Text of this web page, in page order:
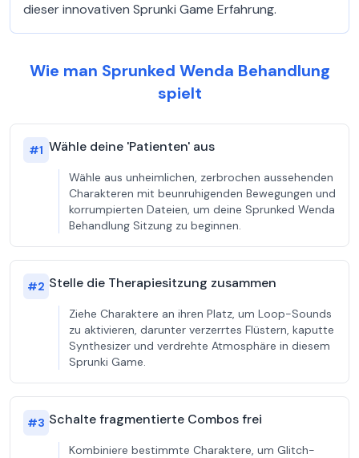
dieser innovativen Sprunki Game Erfahrung.
Wie man Sprunked Wenda Behandlung
spielt
#1 Wähle deine 'Patienten' aus
Wähle aus unheimlichen, zerbrochen aussehenden
Charakteren mit beunruhigenden Bewegungen und
korrumpierten Dateien, um deine Sprunked Wenda
Behandlung Sitzung zu beginnen.
#2 Stelle die Therapiesitzung zusammen
Ziehe Charaktere an ihren Platz, um Loop-Sounds
zu aktivieren, darunter verzerrtes Flüstern, kaputte
Synthesizer und verdrehte Atmosphäre in diesem
Sprunki Game.
#3 Schalte fragmentierte Combos frei
Kombiniere bestimmte Charaktere, um Glitch-